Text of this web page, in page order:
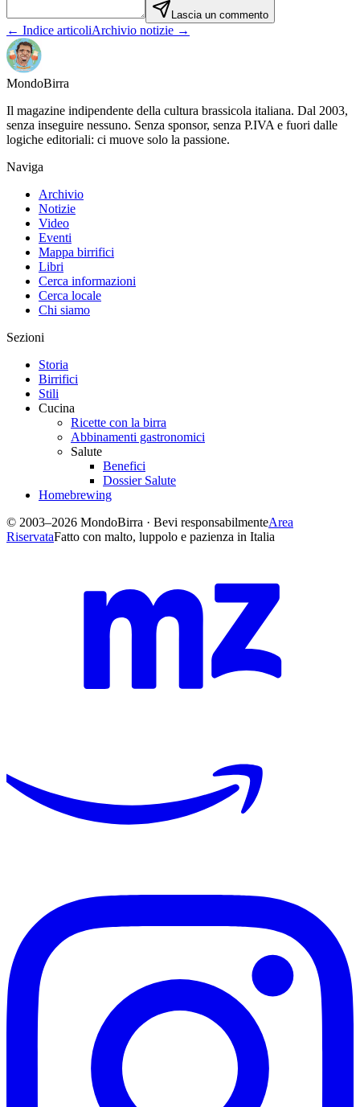
Lascia un commento
← Indice articoliArchivio notizie →
MondoBirra
Il magazine indipendente della cultura brassicola italiana. Dal 2003,
senza inseguire nessuno. Senza sponsor, senza P.IVA e fuori dalle
logiche editoriali: ci muove solo la passione.
Naviga
Archivio
Notizie
Video
Eventi
Mappa birrifici
Libri
Cerca informazioni
Cerca locale
Chi siamo
Sezioni
Storia
Birrifici
Stili
Cucina
Ricette con la birra
Abbinamenti gastronomici
Salute
Benefici
Dossier Salute
Homebrewing
© 2003–2026 MondoBirra · Bevi responsabilmenteArea
RiservataFatto con malto, luppolo e pazienza in Italia